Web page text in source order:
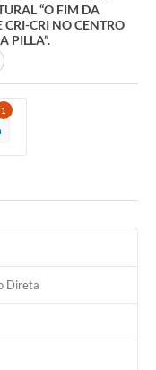
“O FIM DA
CRI-CRI NO CENTRO
PILLA”.
1
Direta